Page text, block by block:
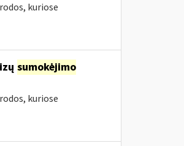
kuriose
sumokėjimo
kuriose